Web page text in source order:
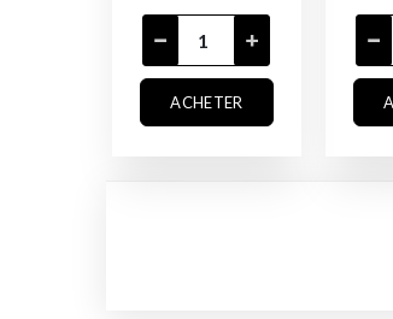
ACHETER